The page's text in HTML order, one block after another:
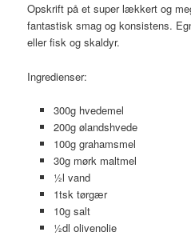
Opskrift på et super lækkert og
fantastisk smag og konsistens.
eller fisk og skaldyr.
Ingredienser:
300g hvedemel
200g ølandshvede
100g grahamsmel
30g mørk maltmel
½l vand
1tsk tørgær
10g salt
½dl olivenolie